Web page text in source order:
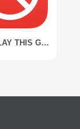
DONT PLAY THIS GAME